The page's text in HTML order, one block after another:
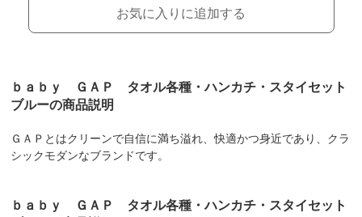
お気に入りに追加する
ｂａｂｙ ＧＡＰ タオル各種・ハンカチ・スタイセット
ブルーの商品説明
ＧＡＰとはクリーンで自信に満ち溢れ、快適かつ身近であり、クラ
シックモダンなブランドです。
ｂａｂｙ ＧＡＰ タオル各種・ハンカチ・スタイセット